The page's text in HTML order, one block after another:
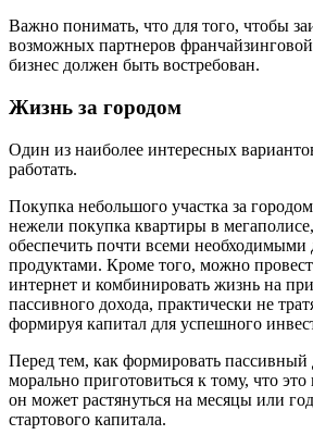
Важно понимать, что для того, чтобы
возможных партнеров
бизнес должен быть востребован.
Жизнь за городом
Один из наиболее интересных
работать.
Покупка небольшого участка за
нежели покупка квартиры в
обеспечить почти всеми необходимыми
продуктами. Кроме того, можно
интернет и комбинировать жизнь на
пассивного дохода, практически не
формируя капитал для успешного
Перед тем, как формировать
морально приготовиться к тому, что
он может растянуться на месяцы или
стартового капитала.